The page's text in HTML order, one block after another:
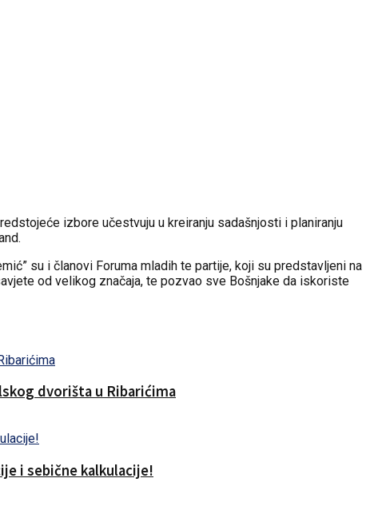
izbore učestvuju u kreiranju sadašnjosti i planiranju
su i članovi Foruma mladih te partije, koji su predstavljeni na
od velikog značaja, te pozvao sve Bošnjake da iskoriste
dvorišta u Ribarićima
i sebične kalkulacije!